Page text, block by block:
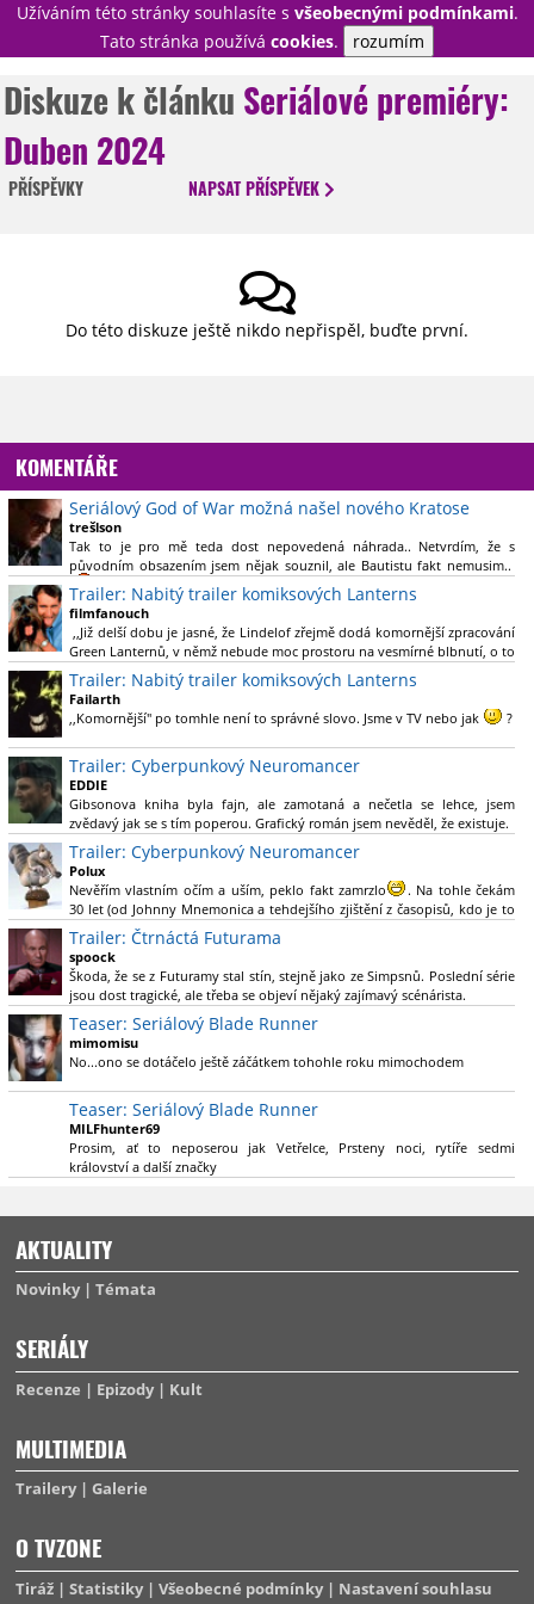
Užíváním této stránky souhlasíte s všeobecnými podmínkami.
Tato stránka používá cookies. rozumím
PŘIHLÁSIT
NOVINKY
TÉMATA
Diskuze k článku Seriálové premiéry:
Duben 2024
PŘÍSPĚVKY NAPSATPŘÍSPĚVEK
Do této diskuze ještě nikdo nepřispěl, buďte první.
KOMENTÁŘE
Seriálový God of War možná našel nového Kratose
trešlson
Tak to je pro mě teda dost nepovedená náhrada.. Netvrdím, že s
původním obsazením jsem nějak souznil, ale Bautistu fakt nemusim..
Trailer: Nabitý trailer komiksových Lanterns
filmfanouch
,,Již delší dobu je jasné, že Lindelof zřejmě dodá komornější zpracování
Green Lanternů, v němž nebude moc prostoru na vesmírné blbnutí, o to
více se ovšem bude moci nová adaptace odprostit třeba od filmového
Green Lanterna s Ryanem Reynoldsem.´´ Co je na tom
nesrozumitelného?
Trailer: Nabitý trailer komiksových Lanterns
Failarth
,,Komornější" po tomhle není to správné slovo. Jsme v TV nebo jak
?
Nebál bych se říct, že to vypadá skvěle jak po stránce kvantity materiálu,
tak i formou.
Výběr Ulricha Tomsena pro mě velké překvapení a velmi zajímavá volba
bravo.
Chandler je lepší a lepší s každou novou scénou.
Komiksy to mají ted´těžké, paradoxně tomu škodí to všechno kolem
(DC nebo MCU to je buřt) , ale nezasloužilo by si to zářez jen kvůli tomu.
Držím tomu palce.
Trailer: Cyberpunkový Neuromancer
EDDIE
Gibsonova kniha byla fajn, ale zamotaná a nečetla se lehce, jsem
zvědavý jak se s tím poperou. Grafický román jsem nevěděl, že existuje.
Trailer: Cyberpunkový Neuromancer
Polux
Nevěřím vlastním očím a uším, peklo fakt zamrzlo
. Na tohle čekám
30 let (od Johnny Mnemonica a tehdejšího zjištění z časopisů, kdo je to
Gibson a co je jeho debutová kniha zač), přičemž 25 let (od Matrixu,
který pojem cyberpunk dostal do povědomí i obyčejného diváka a
nikoliv fanouška žánru) marně doufám, že si po řadě "duchovních
nástupců", kteří přišli poté (Ghost In The Shell, Alita: Battle Angel,
Altered Carbon, Blade Runner 2049, Cyberpunk 2077, atd.), někdo
konečně vzpomene i na bibli cyberpunku, se kterou to všechno začalo.
Teď už nezbývá nic jiného než se tiše modlit a doufat, že to bude stát za
to
. Plus kudos za sázku na seriál a nikoliv film, snad tvůrci tu
Trailer: Čtrnáctá Futurama
spoock
Škoda, že se z Futuramy stal stín, stejně jako ze Simpsnů. Poslední série
jsou dost tragické, ale třeba se objeví nějaký zajímavý scénárista.
Nedávno začala vycházet nová řada Ricka a Mortyho a já z úžasem zjistil,
že se na to dá opět koukat.
Teaser: Seriálový Blade Runner
mimomisu
No...ono se dotáčelo ještě záčátkem tohohle roku mimochodem
Teaser: Seriálový Blade Runner
MILFhunter69
Prosim, ať to neposerou jak Vetřelce, Prsteny noci, rytíře sedmi
království a další značky
AKTUALITY
Novinky Témata
SERIÁLY
Recenze Epizody Kult
MULTIMEDIA
Trailery Galerie
O TVZONE
Tiráž Statistiky Všeobecné podmínky Nastavení souhlasu